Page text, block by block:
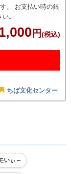
。 お支払い時の銀
。
円 (税込)
ちば文化センター
いぃ～